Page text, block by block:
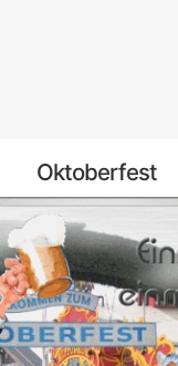
Oktoberfest